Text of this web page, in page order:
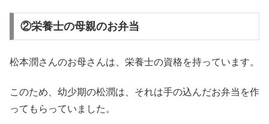
②栄養士の母親のお弁当
松本潤さんのお母さんは、栄養士の資格を持っています。
このため、幼少期の松潤は、それは手の込んだお弁当を作
ってもらっていました。